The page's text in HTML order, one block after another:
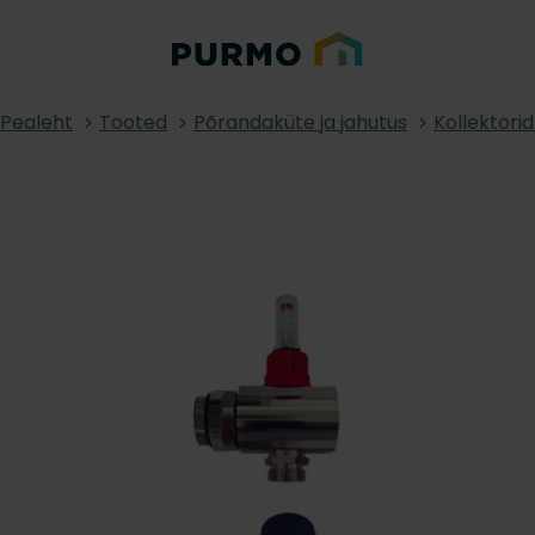
Pealeht Tooted Põrandaküte ja jahutus